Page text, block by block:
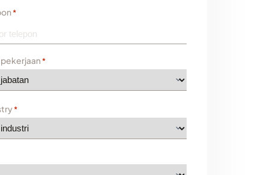
*
pekerjaan*
*